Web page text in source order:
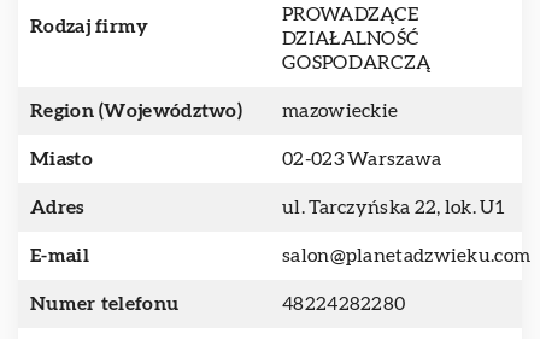
Rodzaj firmy
PROWADZĄCE
DZIAŁALNOŚĆ
GOSPODARCZĄ
Region (Województwo) mazowieckie
Miasto 02-023 Warszawa
Adres ul. Tarczyńska 22, lok. U1
E-mail salon@planetadzwieku.com
Numer telefonu 48224282280